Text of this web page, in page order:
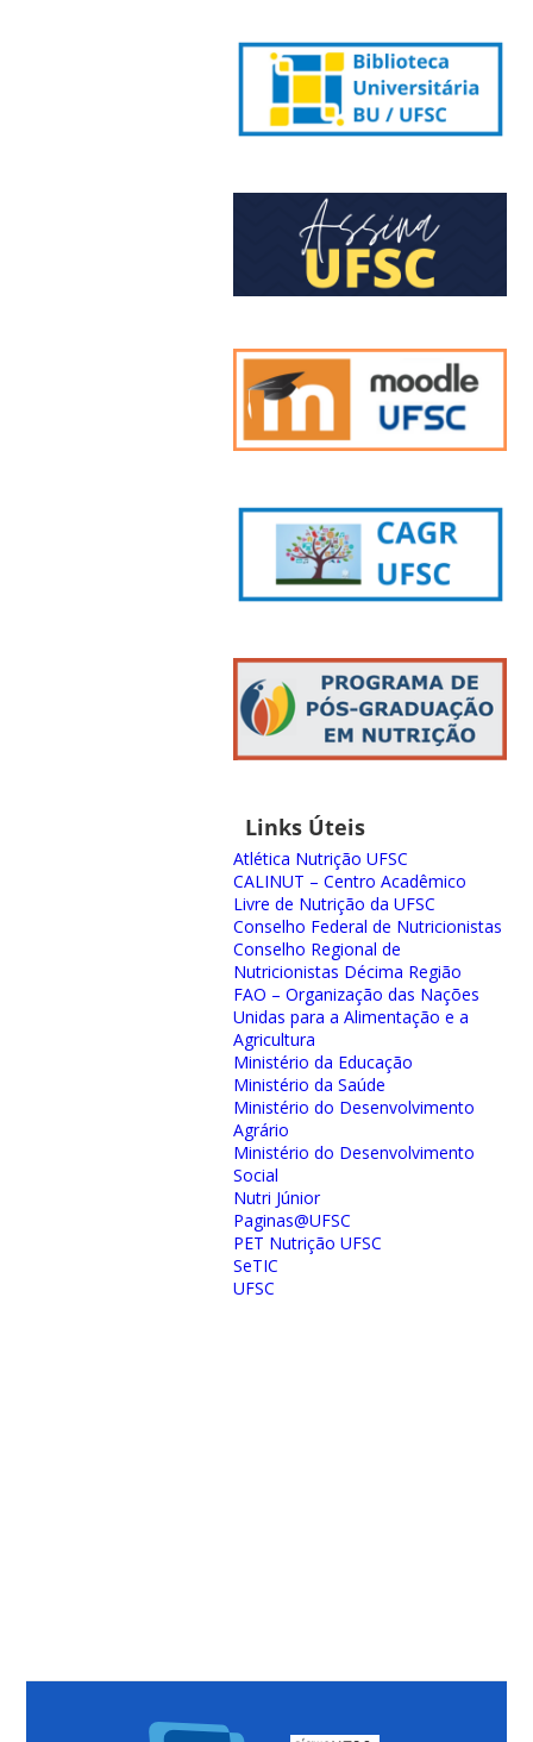
Links Úteis
Atlética Nutrição UFSC
CALINUT – Centro Acadêmico
Livre de Nutrição da UFSC
Conselho Federal de Nutricionistas
Conselho Regional de
Nutricionistas Décima Região
FAO – Organização das Nações
Unidas para a Alimentação e a
Agricultura
Ministério da Educação
Ministério da Saúde
Ministério do Desenvolvimento
Agrário
Ministério do Desenvolvimento
Social
Nutri Júnior
Paginas@UFSC
PET Nutrição UFSC
SeTIC
UFSC